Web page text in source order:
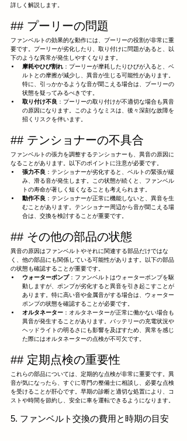
詳しく解説します。
## プーリーの問題
ファンベルトの効果的な動作には、プーリーの役割が非常に重
要です。プーリーが劣化したり、取り付けに問題があると、以
下のような異常が発生しやすくなります。
摩耗やひび割れ ：プーリーが摩耗したりひびが入ると、ベ
ルトとの摩擦が減少し、異音が生じる可能性があります。
特に、引っかかるような音が聞こえる場合は、プーリーの
状態を疑ってみるべきです。
取り付け不良 ：プーリーの取り付けが不適切な場合も異音
の原因になります。このようなミスは、後々深刻な故障を
招くリスクを伴います。
## テンショナーの不具合
ファンベルトの張力を調整するテンショナーも、異音の原因に
なることがあります。以下のポイントに注意が必要です。
張力不良 ：テンショナーが劣化すると、ベルトの緊張が緩
み、滑る音が発生します。この状態が続くと、ファンベル
トの寿命が著しく短くなることも考えられます。
動作不良 ：テンショナーが正常に機能しないと、異音を生
むことがあります。テンショナー周辺から音が聞こえる場
合は、交換を検討することが重要です。
## その他の部品の状態
異音の原因はファンベルトやそれに関連する部品だけではな
く、他の部品にも関係している可能性があります。以下の部品
の状態も確認することが重要です。
ウォーターポンプ：ファンベルトはウォーターポンプを駆
動しますが、ポンプが劣化すると異音を引き起こすことが
あります。特に高い音や金属音がする場合は、ウォーター
ポンプの状態を確認することが必要です。
オルタネーター ：オルタネーターが正常に働かない場合も
異音が発生することがあります。バッテリーの充電状況や
ヘッドライトの明るさにも影響を及ぼすため、異常を感じ
た際にはオルタネーターの点検が不可欠です。
## 定期点検の重要性
これらの部品については、定期的な点検が非常に重要です。異
音が気になったら、すぐに専門の整備士に相談し、必要な点検
を受けることが肝心です。早期の診断と適切な処置により、コ
ストや時間を節約し、安全に車を運転できるようになります。
5. ファンベルト交換の費用と時期の目安